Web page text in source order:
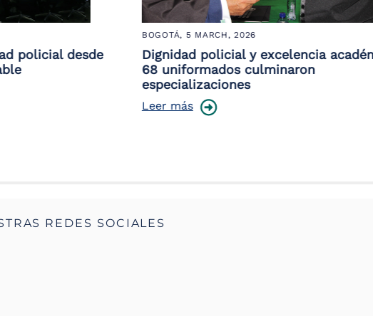
desde
BOGOTÁ,5 MARCH, 2026
Dignidad policial y excelencia académica:
68 uniformados culminaron
especializaciones
Leer más
REDES SOCIALES